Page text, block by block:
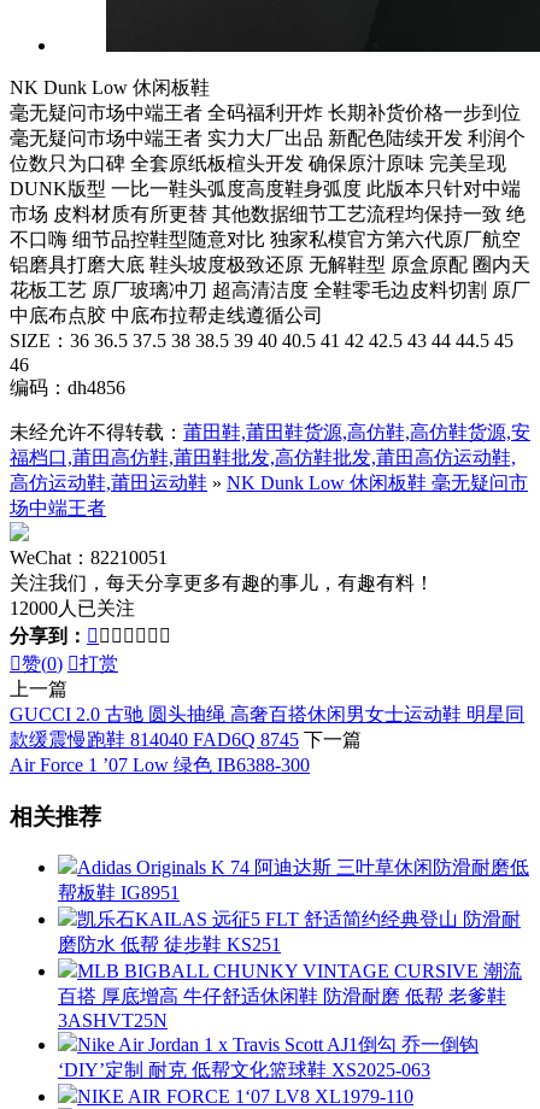
NK Dunk Low 休闲板鞋
毫无疑问市场中端王者 全码福利开炸 长期补货价格一步到位
毫无疑问市场中端王者 实力大厂出品 新配色陆续开发 利润个
位数只为口碑 全套原纸板楦头开发 确保原汁原味 完美呈现
DUNK版型 一比一鞋头弧度高度鞋身弧度 此版本只针对中端
市场 皮料材质有所更替 其他数据细节工艺流程均保持一致 绝
不口嗨 细节品控鞋型随意对比 独家私模官方第六代原厂航空
铝磨具打磨大底 鞋头坡度极致还原 无解鞋型 原盒原配 圈内天
花板工艺 原厂玻璃冲刀 超高清洁度 全鞋零毛边皮料切割 原厂
中底布点胶 中底布拉帮走线遵循公司
SIZE：36 36.5 37.5 38 38.5 39 40 40.5 41 42 42.5 43 44 44.5 45
46
编码：dh4856
未经允许不得转载： 莆田鞋,莆田鞋货源,高仿鞋,高仿鞋货源,安
福档口,莆田高仿鞋,莆田鞋批发,高仿鞋批发,莆田高仿运动鞋,
高仿运动鞋,莆田运动鞋 » NK Dunk Low 休闲板鞋 毫无疑问市
场中端王者
WeChat：82210051
关注我们，每天分享更多有趣的事儿，有趣有料！
12000人已关注
分享到：       
赞(0) 打赏
上一篇
GUCCI 2.0 古驰 圆头抽绳 高奢百搭休闲男女士运动鞋 明星同
款缓震慢跑鞋 814040 FAD6Q 8745 下一篇
Air Force 1 ’07 Low 绿色 IB6388-300
相关推荐
Adidas Originals K 74 阿迪达斯 三叶草休闲防滑耐磨低
帮板鞋 IG8951
凯乐石KAILAS 远征5 FLT 舒适简约经典登山 防滑耐
磨防水 低帮 徒步鞋 KS251
MLB BIGBALL CHUNKY VINTAGE CURSIVE 潮流
百搭 厚底增高 牛仔舒适休闲鞋 防滑耐磨 低帮 老爹鞋
3ASHVT25N
Nike Air Jordan 1 x Travis Scott AJ1倒勾 乔一倒钩
‘DIY’定制 耐克 低帮文化篮球鞋 XS2025-063
NIKE AIR FORCE 1‘07 LV8 XL1979-110